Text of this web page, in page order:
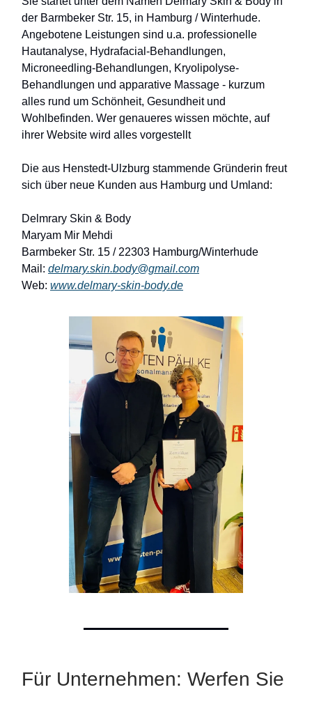
der Barmbeker Str. 15, in Hamburg / Winterhude.
Angebotene Leistungen sind u.a. professionelle
Hautanalyse, Hydrafacial-Behandlungen,
Microneedling-Behandlungen, Kryolipolyse-
Behandlungen und apparative Massage - kurzum
alles rund um Schönheit, Gesundheit und
Wohlbefinden. Wer genaueres wissen möchte, auf
ihrer Website wird alles vorgestellt
Die aus Henstedt-Ulzburg stammende Gründerin freut
sich über neue Kunden aus Hamburg und Umland:
Delmrary Skin & Body
Maryam Mir Mehdi
Barmbeker Str. 15 / 22303 Hamburg/Winterhude
Mail: delmary.skin.body@gmail.com
Web: www.delmary-skin-body.de
Für Unternehmen: Werfen Sie